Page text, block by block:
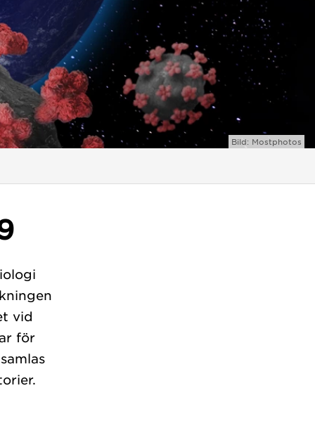
Bild: Mostphotos
vid
för